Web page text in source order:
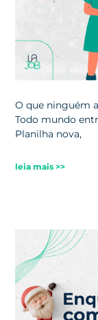
O que ninguém
Todo mundo
Planilha nova,
leia mais >>